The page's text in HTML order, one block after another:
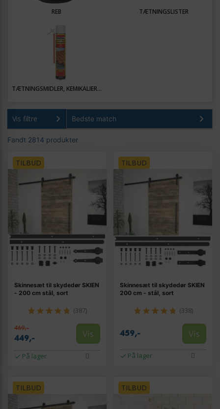
REB TÆTNINGSLISTER
TÆTNINGSMIDLER, KEMIKALIER...
Vis filtre
Fandt 2814 produkter
TILBUD
Skinnesæt til skydedør SKIEN
- 200 cm stål, sort
(387)
469,-
449,- Vis
På lager
TILBUD
Skinnesæt til skydedør SKIEN
200 cm - stål, sort
(338)
459,- Vis
På lager
TILBUD TILBUD